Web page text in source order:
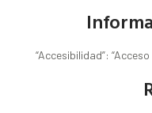
“Accesibilidad”: